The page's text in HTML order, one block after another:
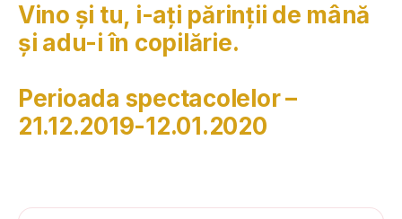
Vino și tu, i-ați părinții de mână
și adu-i în copilărie.
Perioada spectacolelor –
21.12.2019-12.01.2020